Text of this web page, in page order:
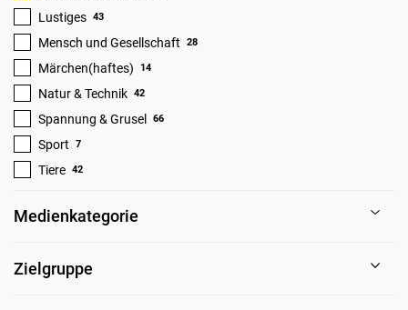
Lustiges 43
Mensch und Gesellschaft 28
Märchen(haftes) 14
Natur & Technik 42
Spannung & Grusel 66
Sport 7
Tiere 42
Medienkategorie
Zielgruppe